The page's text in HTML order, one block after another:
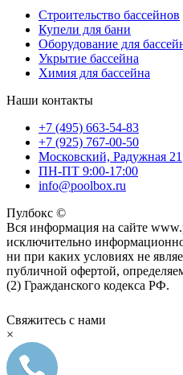
Строительство бассейнов
Купели для бани
Оборудование для
Укрытие бассейна
Химия для бассейна
Наши контакты
+7 (495) 663-54-83
+7 (925) 767-00-50
Московский, Радужная 21
ПН-ПТ 9:00-17:00
info@poolbox.ru
Пулбокс ©
Вся информация на сайте
исключительно
ни при каких условиях не
публичной офертой,
(2) Гражданского кодекса РФ.
Свяжитесь с нами
×